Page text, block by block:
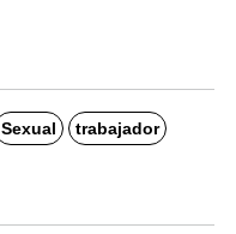
Sexual trabajador